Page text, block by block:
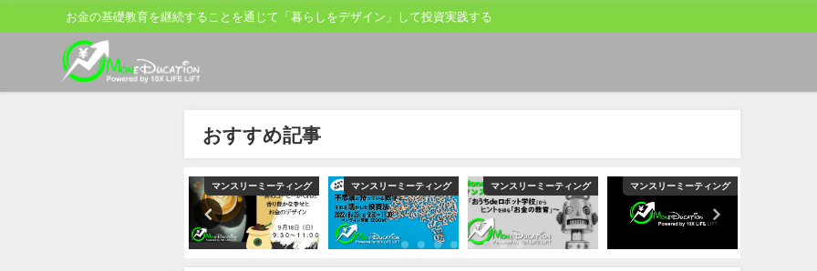
お金の基礎教育を継続することを通じて「暮らしをデザイン」して投資実践する
おすすめ記事
マンスリーミーティング マンスリーミーティング マンスリーミーティング マンスリーミーティング